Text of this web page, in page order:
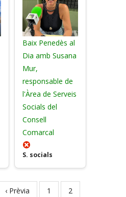
Baix Penedès al
Dia amb Susana
Mur,
responsable de
l'Àrea de Serveis
Socials del
Consell
Comarcal
S. socials
Previous
‹ Prèvia Page
1 Page
2